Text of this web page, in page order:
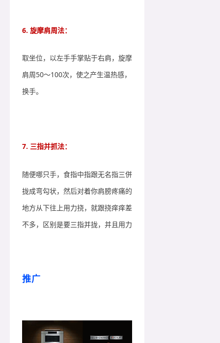
6. 旋摩肩周法：
取坐位，以左手手掌贴于右肩，旋摩
肩周50～100次，使之产生温热感，
换手。
7. 三指并抓法：
随便哪只手，食指中指跟无名指三併
拢成弯勾状，然后对着你肩膀疼痛的
地方从下往上用力挠，就跟挠痒痒差
不多，区别是要三指并拢，并且用力
推广